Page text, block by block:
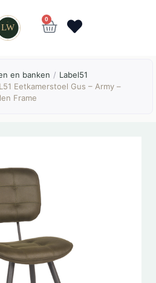
LW
0
en banken / Label51
Eetkamerstoel Gus – Army –
Frame